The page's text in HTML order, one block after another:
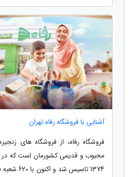
آشنایی با فروشگاه رفاه تهران
فروشگاه رفاه، از فروشگاه های
محبوب و قدیمی کشورمان است که
1374 تاسیس شد و